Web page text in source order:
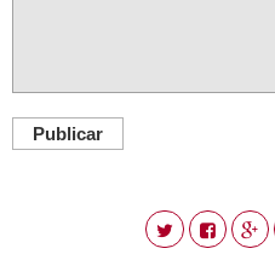
Publicar